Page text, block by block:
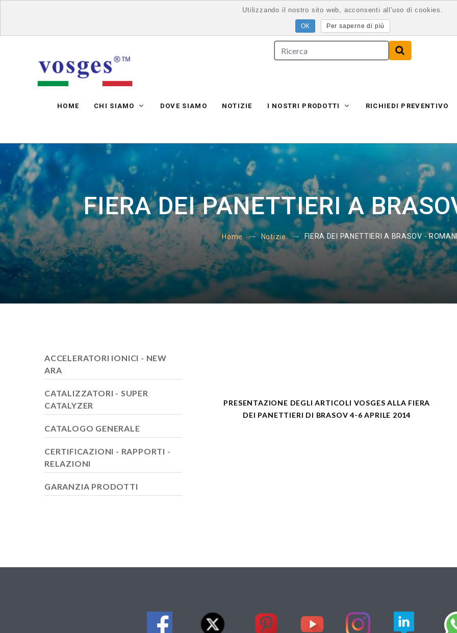
HOME CHI SIAMO DOVE SIAMO NOTIZIE I NOSTRI PRODOTTI RICHIEDI PREVENTIVO
FIERA DEI PANETTIERI A
Home Notizie FIERA DEI PANETTIERI A BRASOV -
PRESENTAZIONE DEGLI ARTICOLI VOSGES ALLA FIERA
DEI PANETTIERI DI BRASOV 4-6 APRILE 2014
ACCELERATORI IONICI - NEW
ARA
CATALIZZATORI - SUPER
CATALYZER
CATALOGO GENERALE
CERTIFICAZIONI - RAPPORTI -
RELAZIONI
GARANZIA PRODOTTI
Utilizzando il nostro sito web, acconsenti all'uso di cookies.
Per saperne di più